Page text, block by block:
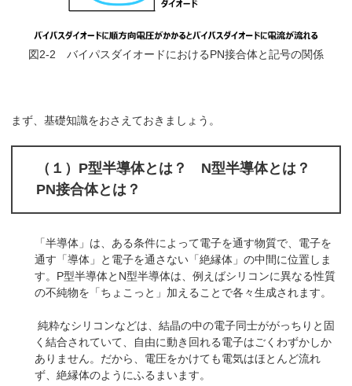
図2-2 バイパスダイオードにおけるPN接合体と記号の関係
まず、基礎知識をおさえておきましょう。
（１）P型半導体とは？ N型半導体とは？
PN接合体とは？
「半導体」は、ある条件によって電子を通す物質で、電子を
通す「導体」と電子を通さない「絶縁体」の中間に位置しま
す。P型半導体とN型半導体は、例えばシリコンに異なる性質
の不純物を「ちょこっと」加えることで各々生成されます。
純粋なシリコンなどは、結晶の中の電子同士ががっちりと固
く結合されていて、自由に動き回れる電子はごくわずかしか
ありません。だから、電圧をかけても電気はほとんど流れ
ず、絶縁体のようにふるまいます。